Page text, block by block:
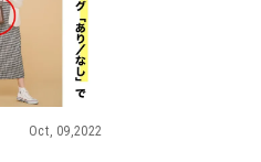
Oct, 09,2022
コーデ不要でダサ見えしない♡
お呼ばれ「レースワンピース」
CLASSY.[クラッシィ]